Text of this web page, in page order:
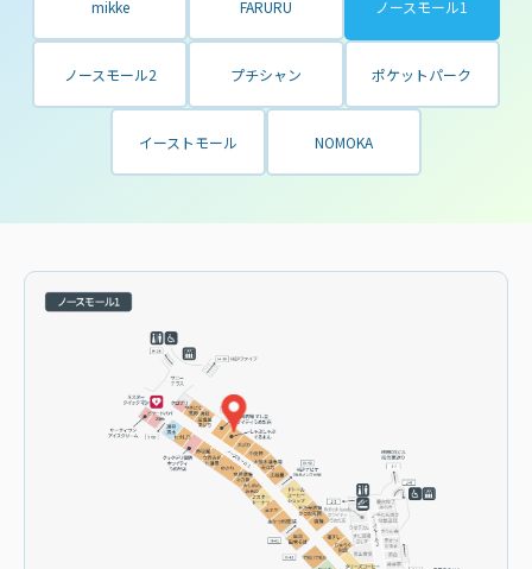
mikke FARURU ノースモール1
ノースモール2 プチシャン ポケットパーク
イーストモール NOMOKA